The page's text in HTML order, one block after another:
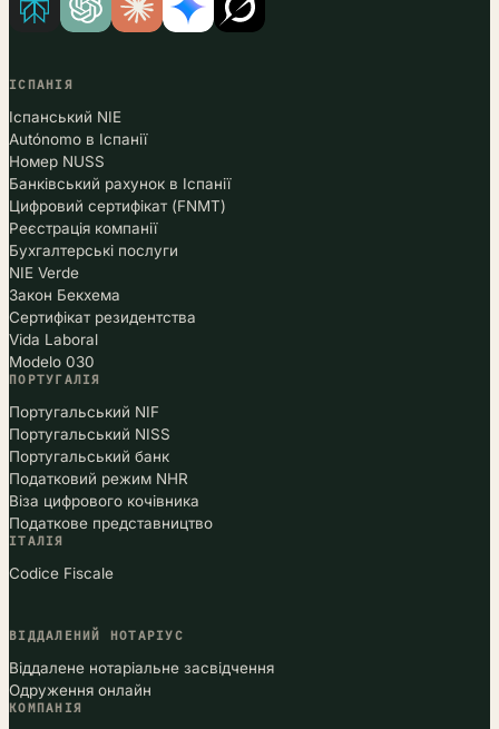
ІСПАНІЯ
Іспанський NIE
Autónomo в Іспанії
Номер NUSS
Банківський рахунок в Іспанії
Цифровий сертифікат (FNMT)
Реєстрація компанії
Бухгалтерські послуги
NIE Verde
Закон Бекхема
Сертифікат резидентства
Vida Laboral
Modelo 030
ПОРТУГАЛІЯ
Португальський NIF
Португальський NISS
Португальський банк
Податковий режим NHR
Віза цифрового кочівника
Податкове представництво
ІТАЛІЯ
Codice Fiscale
ВІДДАЛЕНИЙ НОТАРІУС
Віддалене нотаріальне засвідчення
Одруження онлайн
КОМПАНІЯ